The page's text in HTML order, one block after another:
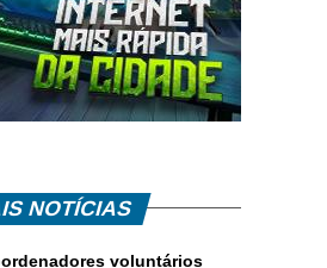
NOTÍCIAS
voluntários